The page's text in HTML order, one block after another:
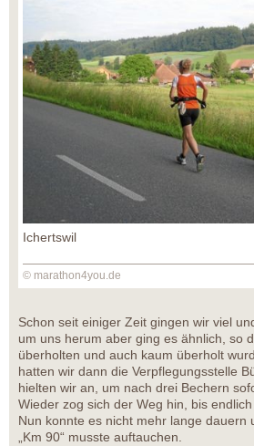
Ichertswil
© marathon4you.de
Schon seit einiger Zeit gingen wir viel
um uns herum aber ging es ähnlich, so
überholten und auch kaum überholt
hatten wir dann die Verpflegungsstelle
hielten wir an, um nach drei Bechern
Wieder zog sich der Weg hin, bis
Nun konnte es nicht mehr lange dauern
„Km 90“ musste auftauchen.